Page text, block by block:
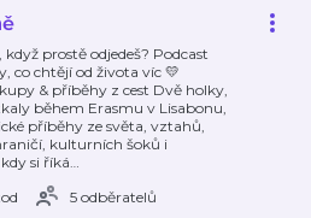
když prostě odjedeš? Podcast
co chtějí od života víc 💛
& příběhy z cest Dvě holky,
během Erasmu v Lisabonu,
příběhy ze světa, vztahů,
kulturních šoků i
si říká…
5 odběratelů